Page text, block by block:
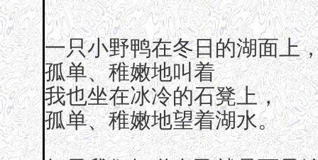
一只小野鸭在冬日的湖面上
孤单、稚嫩地叫着
我也坐在冰冷的石凳上，
孤单、稚嫩地望着湖水。